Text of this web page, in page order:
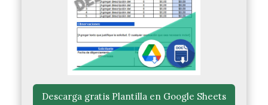
Descarga gratis Plantilla en Google Sheets